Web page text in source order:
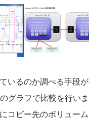
いるのか調べる手段
グラフで比較を行い
コピー先のボリュー